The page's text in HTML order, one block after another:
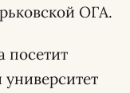
ОГА.
посетит